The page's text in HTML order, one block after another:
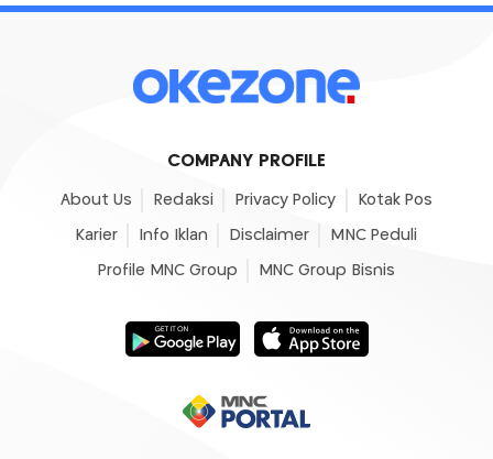
COMPANY PROFILE
About Us Redaksi Privacy Policy Kotak Pos
Karier Info Iklan Disclaimer MNC Peduli
Profile MNC Group MNC Group Bisnis